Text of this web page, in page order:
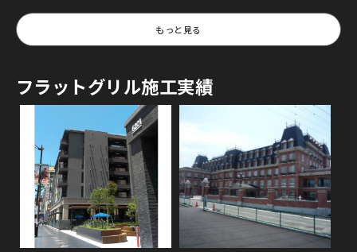
もっと見る
フラットグリル施工実績